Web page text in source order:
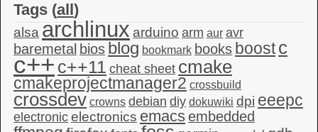
Tags (all )
alsa archlinux arduino arm aur avr
baremetal bios blog bookmark books boost c
c++c++11 cheat sheet cmake
cmakeprojectmanager2 crossbuild
crossdev crowns debian diy dokuwiki dpi eeepc
electronic electronics emacsembedded